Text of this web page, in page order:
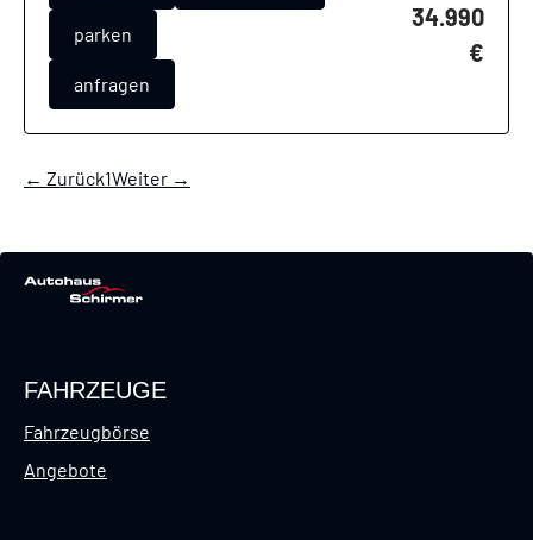
parken
anfragen
34.990
€
← Zurück1Weiter →
FAHRZEUGE
Fahrzeugbörse
Angebote